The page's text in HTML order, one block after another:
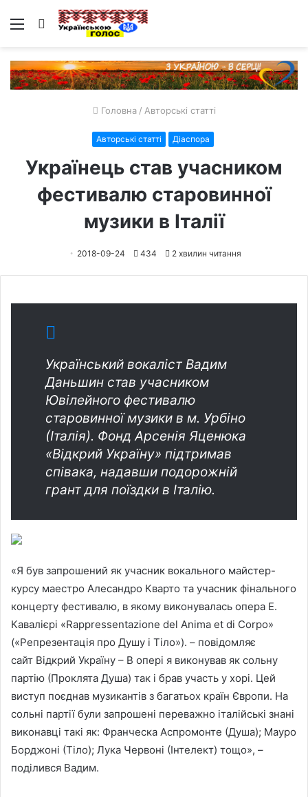
Меню Пошук
Головна / Авторські статті
Авторські статті Діаспора
Українець став учасником
фестивалю старовинної
музики в Італії
2018-09-24 434 2 хвилин читання
Український вокаліст Вадим
Даньшин став учасником
Ювілейного фестивалю
старовинної музики в м. Урбіно
(Італія). Фонд Арсенія Яценюка
«Відкрий Україну» підтримав
співака, надавши подорожній
грант для поїздки в Італію.
«Я був запрошений як учасник вокального майстер-
курсу маестро Алесандро Кварто та учасник фінального
концерту фестивалю, в якому виконувалась опера Е.
Кавалієрі «Rappressentazione del Anima et di Corpo»
(«Репрезентація про Душу і Тіло»). – повідомляє
сайт Відкрий Україну – В опері я виконував як сольну
партію (Проклята Душа) так і брав участь у хорі. Цей
виступ поєднав музикантів з багатьох країн Європи. На
сольні партії були запрошені переважно італійські знані
виконавці такі як: Франческа Аспромонте (Душа); Мауро
Борджоні (Тіло); Лука Червоні (Інтелект) тощо», –
поділився Вадим.